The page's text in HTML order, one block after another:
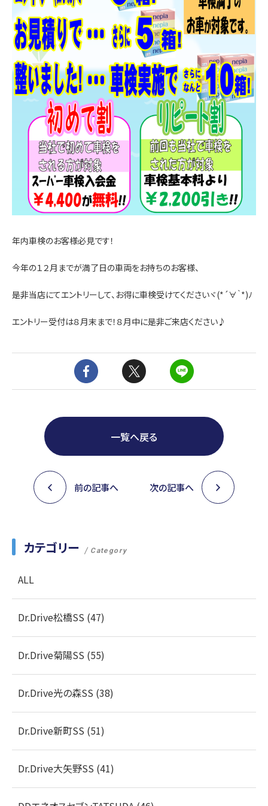
年内車検のお客様必見です！
今年の１２月までが満了日の車両をお持ちのお客様、
是非当店にてエントリーして、お得に車検受けてくださいヾ(*´∀｀*)ﾉ
エントリー受付は８月末まで！８月中に是非ご来店ください♪
一覧へ戻る
前の記事へ 次の記事へ
カテゴリー Category
ALL
Dr.Drive松橋SS (47)
Dr.Drive菊陽SS (55)
Dr.Drive光の森SS (38)
Dr.Drive新町SS (51)
Dr.Drive大矢野SS (41)